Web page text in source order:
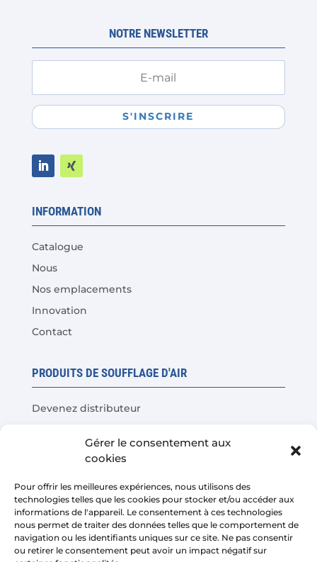
Gérer le consentement aux
cookies
Pour offrir les meilleures expériences, nous utilisons des
technologies telles que les cookies pour stocker et/ou accéder aux
informations de l'appareil. Le consentement à ces technologies
nous permet de traiter des données telles que le comportement de
navigation ou les identifiants uniques sur ce site. Ne pas consentir
ou retirer le consentement peut avoir un impact négatif sur
NOTRE NEWSLETTER
S'INSCRIRE
INFORMATION
Catalogue
Nous
Nos emplacements
Innovation
Contact
PRODUITS DE SOUFFLAGE D'AIR
Devenez distributeur
Questions fréquentes
LÉGAL
Avis juridique